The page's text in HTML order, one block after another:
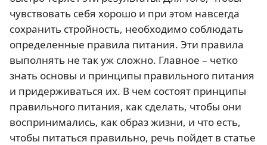
чувствовать себя хорошо и при этом навсегда
сохранить стройность, необходимо соблюдать
определенные правила питания. Эти правила
выполнять не так уж сложно. Главное – четко
знать основы и принципы правильного питания
и придерживаться их. В чем состоят принципы
правильного питания, как сделать, чтобы они
воспринимались, как образ жизни, и что есть,
чтобы питаться правильно, речь пойдет в статье